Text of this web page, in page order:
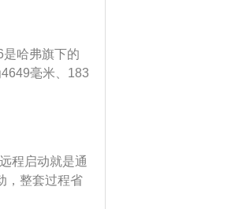
。
哈弗旗下的
毫米、183
了一款1.5升
匹配6速手
程启动就是通
，整套过程省
态，有效提